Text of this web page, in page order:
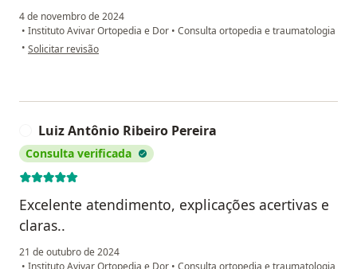
4 de novembro de 2024
• Instituto Avivar Ortopedia e Dor • Consulta ortopedia e traumatologia
• na opinião do utilizador Patricio
Solicitar revisão
Luiz Antônio Ribeiro Pereira
Consulta verificada
Excelente atendimento, explicações acertivas e
claras..
21 de outubro de 2024
• Instituto Avivar Ortopedia e Dor • Consulta ortopedia e traumatologia